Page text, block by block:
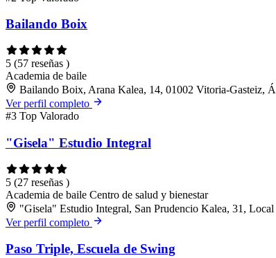
Bailando Boix
5 (57 reseñas )
Academia de baile
Bailando Boix, Arana Kalea, 14, 01002 Vitoria-Gasteiz,
Ver perfil completo
#3 Top Valorado
"Gisela" Estudio Integral
5 (27 reseñas )
Academia de baile Centro de salud y bienestar
"Gisela" Estudio Integral, San Prudencio Kalea, 31,
Ver perfil completo
Paso Triple, Escuela de Swing